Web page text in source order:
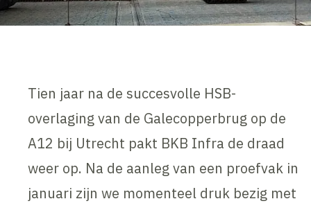
Tien jaar na de succesvolle HSB-
overlaging van de Galecopperbrug op de
A12 bij Utrecht pakt BKB Infra de draad
weer op. Na de aanleg van een proefvak in
januari zijn we momenteel druk bezig met